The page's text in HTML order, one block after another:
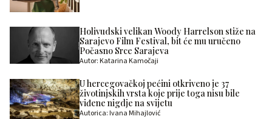
Holivudski velikan Woody Harrelson stiže na
Sarajevo Film Festival, bit će mu uručeno
Počasno Srce Sarajeva
Autor: Katarina Kamočaji
U hercegovačkoj pećini otkriveno je 37
životinjskih vrsta koje prije toga nisu bile
viđene nigdje na svijetu
Autorica: Ivana Mihajlović